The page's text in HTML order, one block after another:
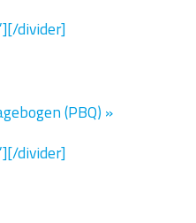
divider]
(PBQ) »
divider]